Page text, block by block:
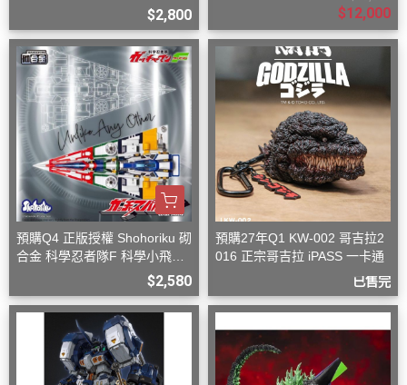
$2,800 $12,000
預購Q4 正版授權 Shohoriku 砌
合金 科學忍者隊F 科學小飛俠
$2,580
預購27年Q1 KW-002 哥吉拉2
016 正宗哥吉拉 iPASS 一卡通
已售完